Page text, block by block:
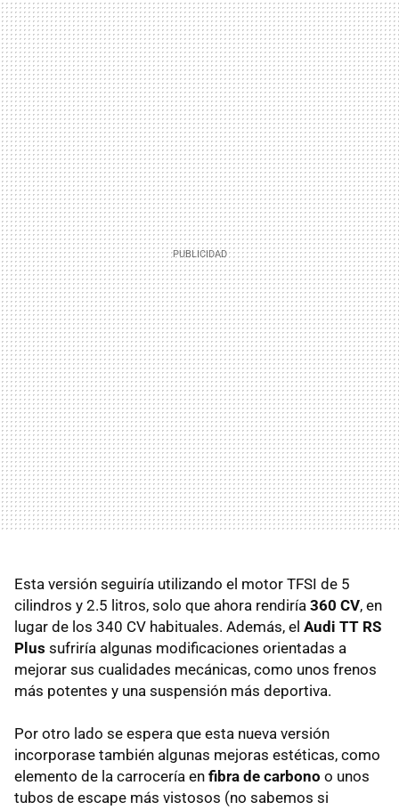
Esta versión seguiría utilizando el motor TFSI de 5
cilindros y 2.5 litros, solo que ahora rendiría 360 CV, en
lugar de los 340 CV habituales. Además, el Audi TT RS
Plus sufriría algunas modificaciones orientadas a
mejorar sus cualidades mecánicas, como unos frenos
más potentes y una suspensión más deportiva.
Por otro lado se espera que esta nueva versión
incorporase también algunas mejoras estéticas, como
elemento de la carrocería en fibra de carbono o unos
tubos de escape más vistosos (no sabemos si